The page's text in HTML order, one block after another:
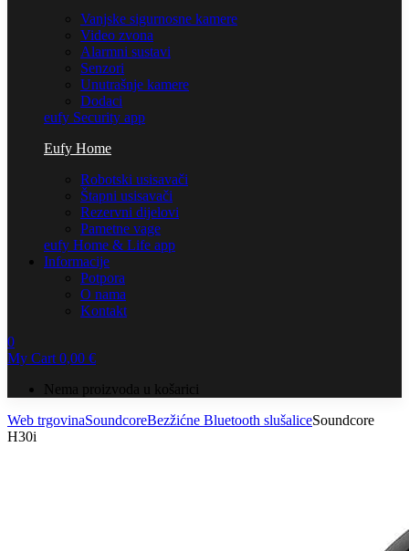
Vanjske sigurnosne kamere
Video zvona
Alarmni sustavi
Senzori
Unutrašnje kamere
Dodaci
eufy Security app
Eufy Home
Robotski usisavači
Štapni usisavači
Rezervni dijelovi
Pametne vage
eufy Home & Life app
Informacije
Potpora
O nama
Kontakt
0
My Cart0,00 €
Nema proizvoda u košarici
Web trgovinaSoundcoreBezžićne Bluetooth slušaliceSoundcore
H30i